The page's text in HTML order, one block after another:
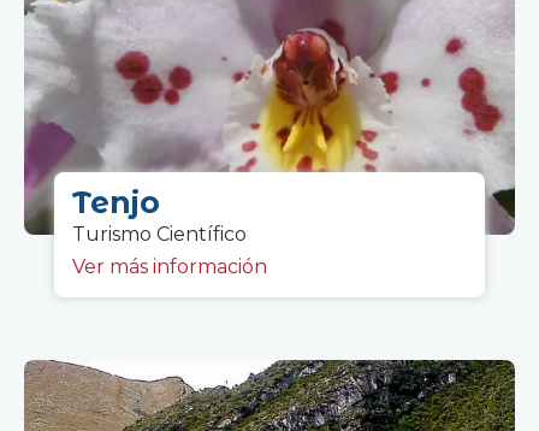
Tenjo
Turismo Científico
Ver más información